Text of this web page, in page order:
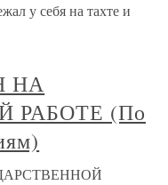
у себя на тахте и
НА
РАБОТЕ (По